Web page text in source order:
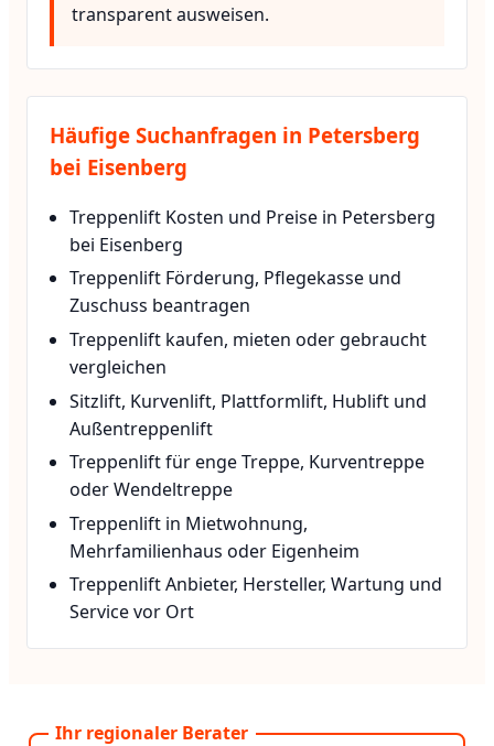
transparent ausweisen.
Häufige Suchanfragen in Petersberg
bei Eisenberg
Treppenlift Kosten und Preise in Petersberg
bei Eisenberg
Treppenlift Förderung, Pflegekasse und
Zuschuss beantragen
Treppenlift kaufen, mieten oder gebraucht
vergleichen
Sitzlift, Kurvenlift, Plattformlift, Hublift und
Außentreppenlift
Treppenlift für enge Treppe, Kurventreppe
oder Wendeltreppe
Treppenlift in Mietwohnung,
Mehrfamilienhaus oder Eigenheim
Treppenlift Anbieter, Hersteller, Wartung und
Service vor Ort
Ihr regionaler Berater